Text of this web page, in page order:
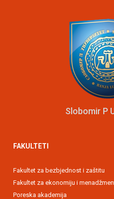
Slobomir P
FAKULTETI
Fakultet za bezbjednost i zaštitu
Fakultet za ekonomiju i
Poreska akademija